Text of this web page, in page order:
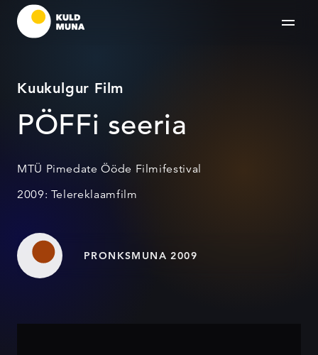
Kuukulgur Film
PÖFFi seeria
MTÜ Pimedate Ööde Filmifestival
2009: Telereklaamfilm
PRONKSMUNA 2009